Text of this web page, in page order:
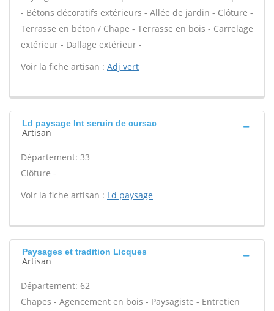
- Bétons décoratifs extérieurs - Allée de jardin - Clôture -
Terrasse en béton / Chape - Terrasse en bois - Carrelage
extérieur - Dallage extérieur -
Voir la fiche artisan : Adj vert
Ld paysage Int seruin de cursac
Artisan
Département: 33
Clôture -
Voir la fiche artisan : Ld paysage
Paysages et tradition Licques
Artisan
Département: 62
Chapes - Agencement en bois - Paysagiste - Entretien